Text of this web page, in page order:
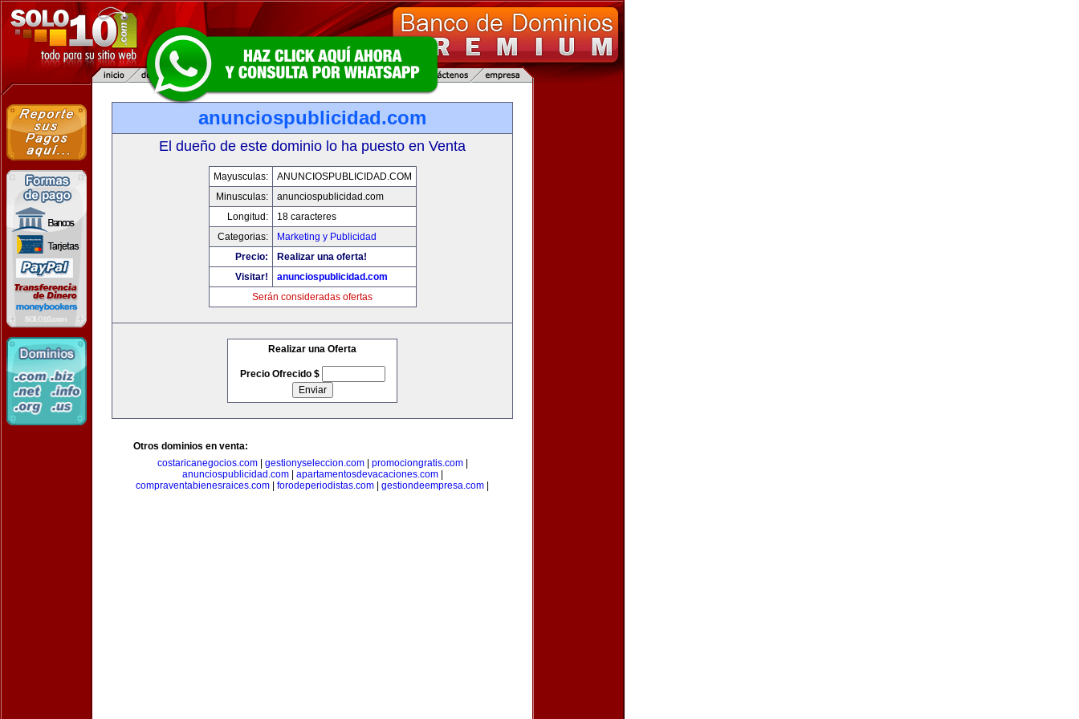
anunciospublicidad.com
El dueño de este dominio lo ha puesto en Venta
Mayusculas:
ANUNCIOSPUBLICIDAD.COM
Minusculas:
anunciospublicidad.com
Longitud:
18 caracteres
Categorias:
Marketing y Publicidad
Precio:
Realizar una oferta!
Visitar!
anunciospublicidad.com
Serán consideradas ofertas
Realizar una Oferta
Precio Ofrecido $
Otros dominios en venta:
costaricanegocios.com| gestionyseleccion.com| promociongratis.com|
anunciospublicidad.com| apartamentosdevacaciones.com|
compraventabienesraices.com
forodeperiodistas.com gestiondeempresa.com